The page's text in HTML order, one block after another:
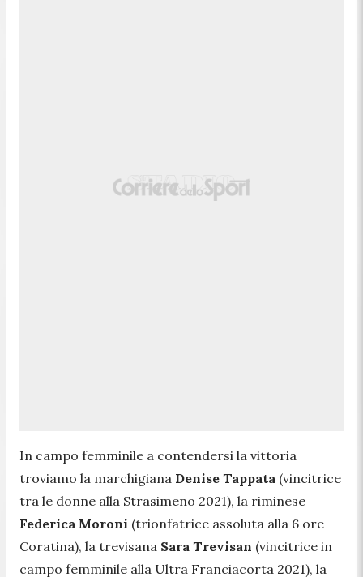
In campo femminile a contendersi la vittoria
troviamo la marchigiana Denise Tappata (vincitrice
tra le donne alla Strasimeno 2021), la riminese
Federica Moroni (trionfatrice assoluta alla 6 ore
Coratina), la trevisana Sara Trevisan (vincitrice in
campo femminile alla Ultra Franciacorta 2021), la